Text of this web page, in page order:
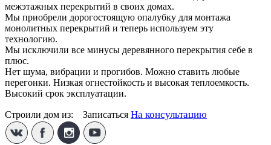
межэтажных перекрытий в своих домах.
Мы приобрели дорогостоящую опалубку для монтажа
монолитных перекрытий и теперь используем эту
технологию.
Мы исключили все минусы деревянного перекрытия себе в
плюс.
Нет шума, вибрации и прогибов. Можно ставить любые
перегонки. Низкая огнестойкость и высокая теплоемкость.
Высокий срок эксплуатации.
Строили дом из: Записаться На консультацию